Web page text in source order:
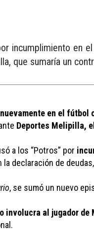
incumplimiento
que sumaría un
en el fútbol
Deportes Melipilla,
a los “Potros” por
declaración de
, se sumó un nuevo
involucra al jugador de